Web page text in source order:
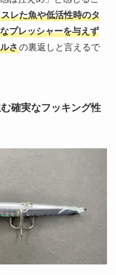
スレた魚や低活性時のタ
プレッシャーを与えず
さの裏返しと言えるで
確実なフッキング性